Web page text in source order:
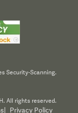
Security-Scanning.
All rights reserved.
Privacy Policy